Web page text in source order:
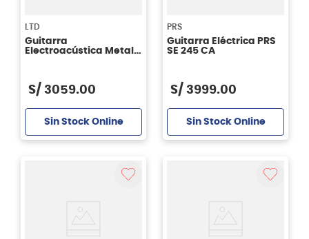
LTD
Guitarra
Electroacústica Metal
S/ 3059.00
Sin Stock Online
PRS
Guitarra Eléctrica PRS
SE 245 CA
S/ 3999.00
Sin Stock Online